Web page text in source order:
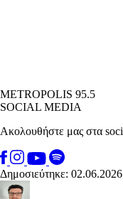
METROPOLIS 95.5
SOCIAL MEDIA
Ακολουθήστε μας στα
Δημοσιεύτηκε: 02.06.2026